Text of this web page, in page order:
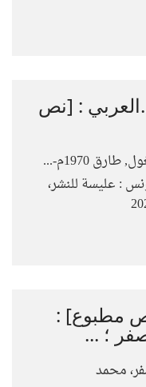
: [نص
طارق 1970م-...
: عليسة للنشر،
مطبوع] :
؛ ...
محمد